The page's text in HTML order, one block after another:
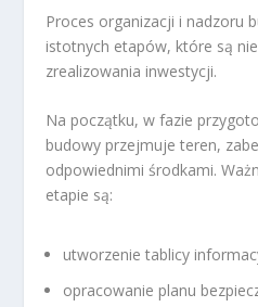
Proces organizacji i nadzoru
istotnych etapów, które są
zrealizowania inwestycji.
Na początku, w fazie
budowy przejmuje teren,
odpowiednimi środkami.
etapie są:
utworzenie tablicy
opracowanie planu